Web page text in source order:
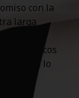
con la
larga
en
específicos
a lo